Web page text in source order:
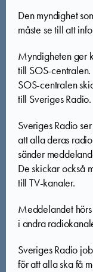
Den myndighet
måste se till att
Myndigheten ger
till SOS-centralen.
SOS-centralen
till Sveriges Radio.
Sveriges Radio
att alla deras
sänder
De skickar också
till TV-kanaler.
Meddelandet
i andra
Sveriges Radio
för att alla ska få